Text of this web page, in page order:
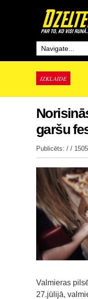
IZKLAIDE
garšu
Publicēts: / /
Valmieras
27.jūlijā,